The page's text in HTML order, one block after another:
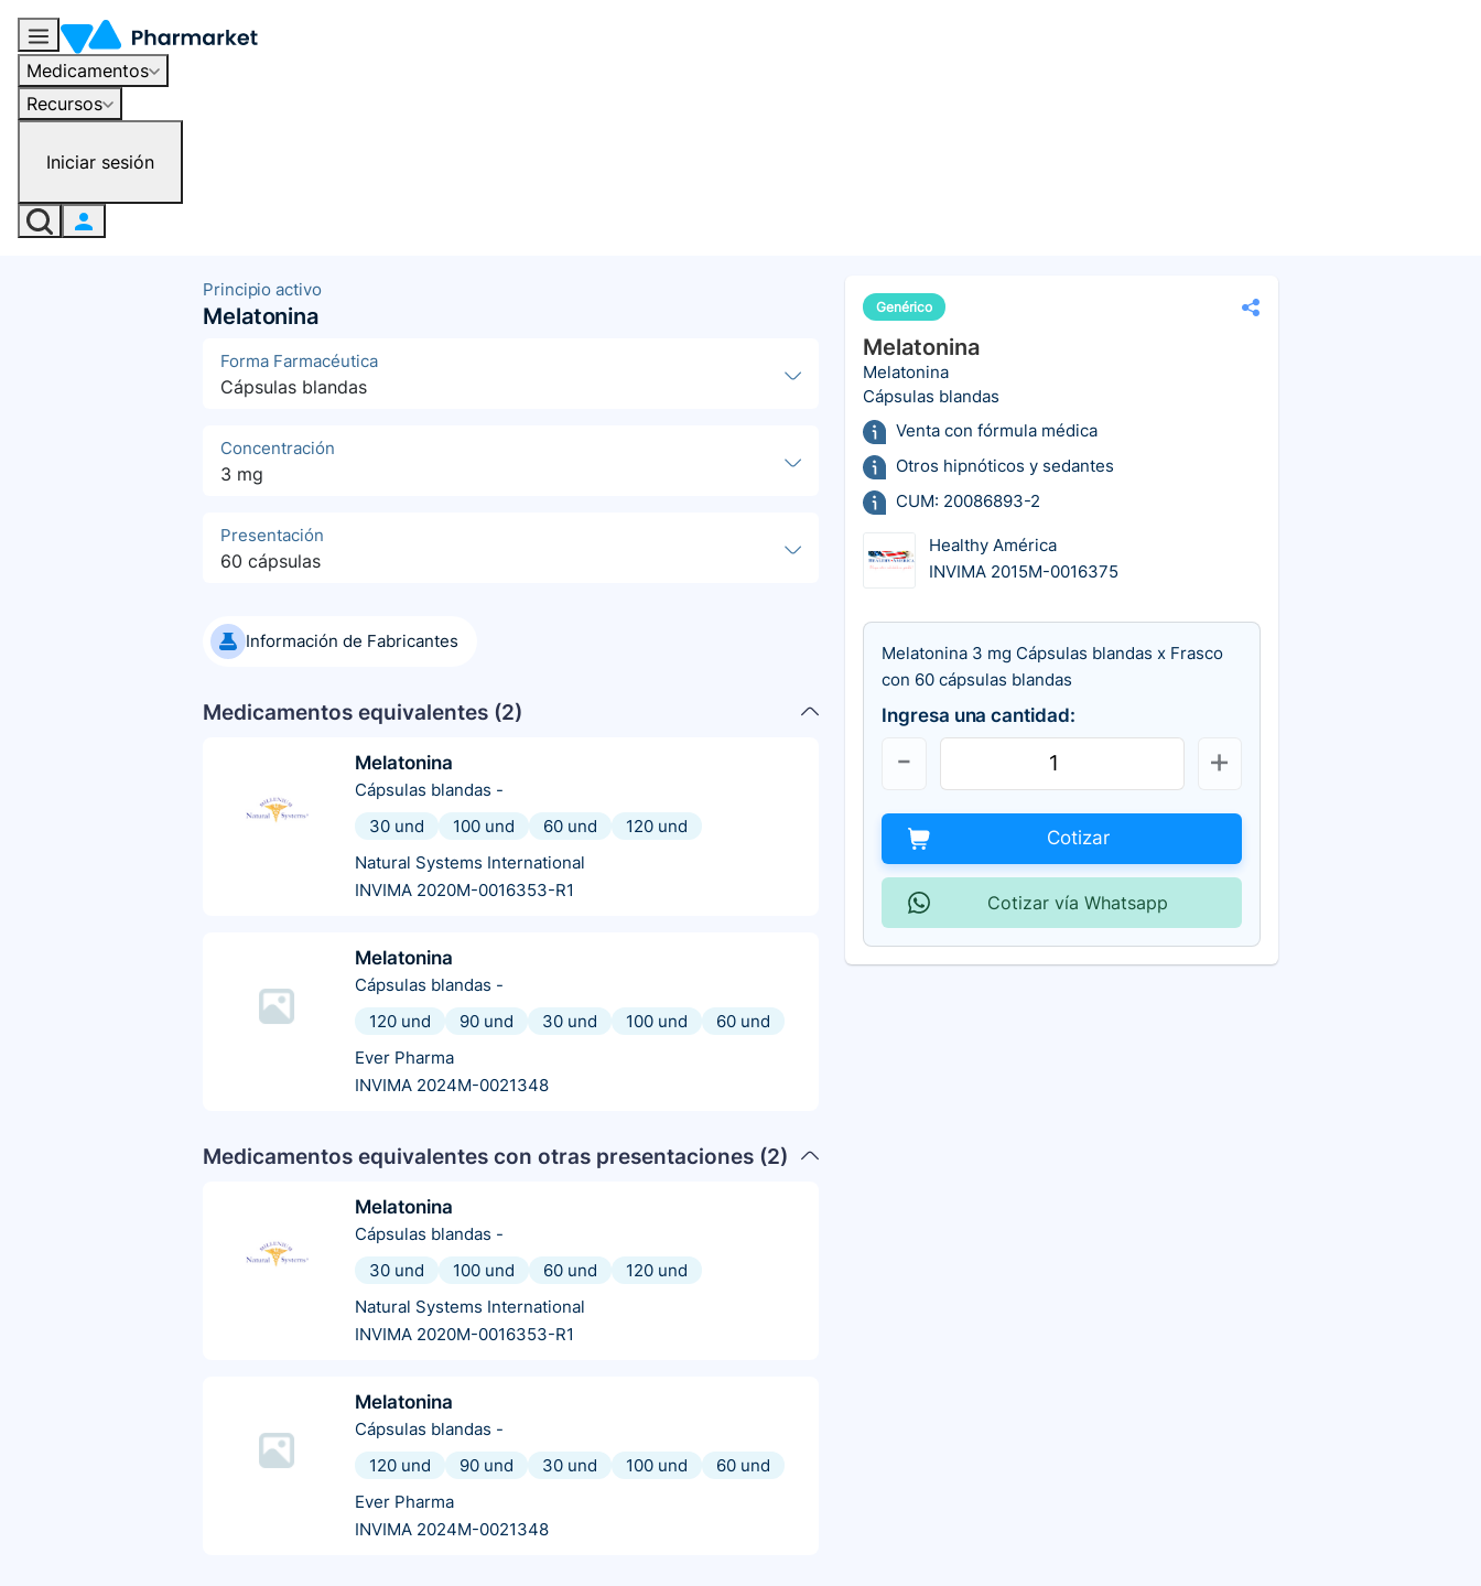
Medicamentos
Recursos
Iniciar sesión
Principio activo
Melatonina
Forma Farmacéutica
Cápsulas blandas
Concentración
3 mg
Presentación
60 cápsulas
Información de Fabricantes
Medicamentos equivalentes (2)
Melatonina
Cápsulas blandas -
30 und
100 und 60 und
120 und
Natural Systems International
INVIMA 2020M-0016353-R1
Melatonina
Cápsulas blandas -
120 und
90 und 30 und 100 und
60 und
Ever Pharma
INVIMA 2024M-0021348
Medicamentos equivalentes con otras presentaciones (2)
Melatonina
Cápsulas blandas -
30 und
100 und 60 und
120 und
Natural Systems International
INVIMA 2020M-0016353-R1
Melatonina
Cápsulas blandas -
120 und
90 und 30 und 100 und
60 und
Ever Pharma
INVIMA 2024M-0021348
Genérico
Melatonina
Melatonina
Cápsulas blandas
Venta con fórmula médica
Otros hipnóticos y sedantes
CUM: 20086893-2
Healthy América
INVIMA 2015M-0016375
Melatonina 3 mg Cápsulas blandas x Frasco
con 60 cápsulas blandas
Ingresa una cantidad:
Cotizar
Cotizar vía Whatsapp